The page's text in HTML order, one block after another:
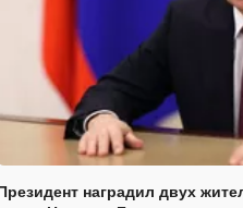
наградил двух